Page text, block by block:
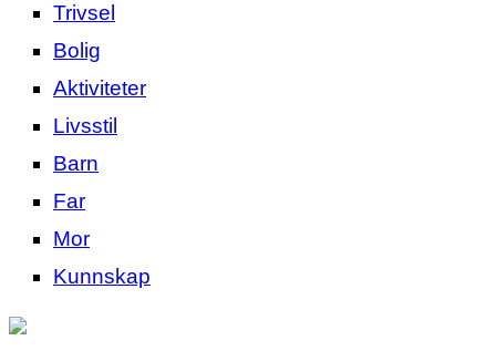
Trivsel
Bolig
Aktiviteter
Livsstil
Barn
Far
Mor
Kunnskap